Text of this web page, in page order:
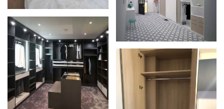
Zoom
Zoom